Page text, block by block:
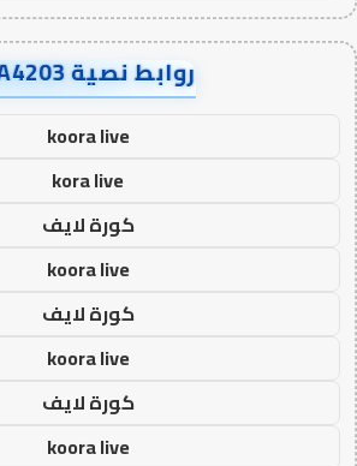
روابط نصية AA4203
koora live
kora live
كورة لايف
koora live
كورة لايف
koora live
كورة لايف
koora live